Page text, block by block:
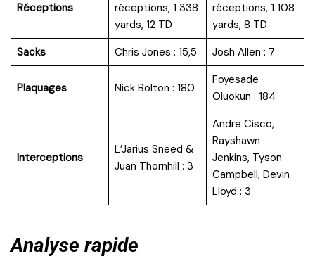
Réceptions
réceptions, 1 338
yards, 12 TD
réceptions, 1 108
yards, 8 TD
Sacks
Chris Jones : 15,5 Josh Allen : 7
Plaquages Nick Bolton : 180
Foyesade
Oluokun : 184
Interceptions
L’Jarius Sneed &
Juan Thornhill : 3
Andre Cisco,
Rayshawn
Jenkins, Tyson
Campbell, Devin
Lloyd : 3
Analyse rapide